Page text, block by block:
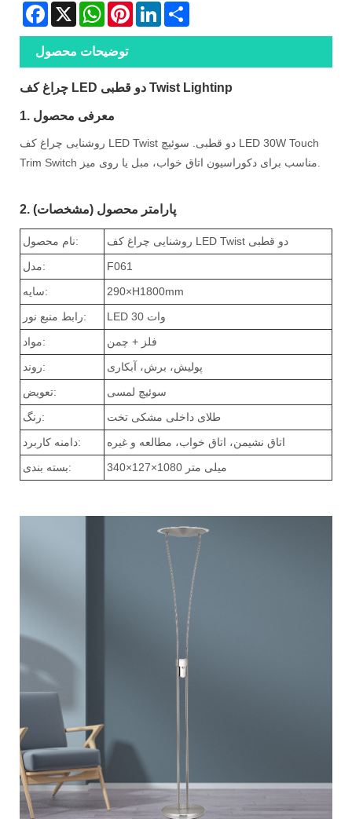
Facebook
X WhatsAppPinterestLinkedIn
توضیحات محصول
چراغ کف LED دو قطبی Twist Lightinp
1. معرفی محصول
روشنایی چراغ کف LED Twist دو قطبی. سوئیچ LED 30W Touch
2. پارامتر محصول (مشخصات)
نام محصول:
روشنایی چراغ کف LED Twist دو قطبی
مدل:
F061
سایه:
290×H1800mm
رابط منبع نور:
LED 30 وات
مواد:
فلز + چمن
روند:
پولیش، برش، آبکاری
تعویض:
سوئیچ لمسی
رنگ:
طلای داخلی مشکی تخت
دامنه کاربرد:
اتاق نشیمن، اتاق خواب، مطالعه و غیره
بسته بندی:
340×127×1080 میلی متر